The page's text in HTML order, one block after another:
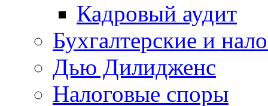
Кадровый аудит
Бухгалтерские и
Дью Дилидженс
Налоговые споры